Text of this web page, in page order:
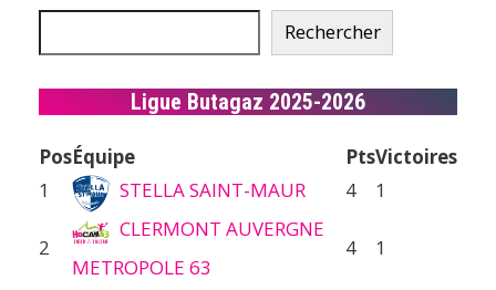
Rechercher
Ligue Butagaz 2025-2026
PosÉquipe PtsVictoires
1
STELLA SAINT-MAUR 4 1
2
CLERMONT AUVERGNE
METROPOLE 63
4 1